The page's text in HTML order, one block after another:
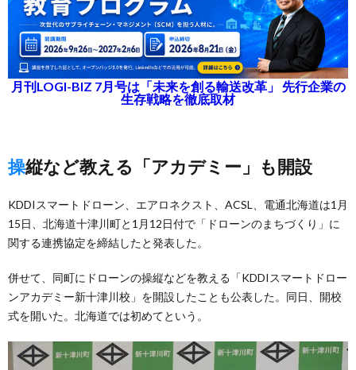
月刊LOGI-BIZ 7月号は「未来を創る輸送改革」 先行企業の
生存戦略を徹底取材
操縦など教える「アカデミー」も開設
KDDIスマートドローン、エアロネクスト、ACSL、電通北海道は1月
15日、北海道十津川町と1月12日付で「ドローンのまちづくり」に
関する連携協定を締結したと発表した。
併せて、同町にドローンの操縦などを教える「KDDIスマートドロー
ンアカデミー新十津川校」を開設したことも公表した。同日、開校
式を開いた。北海道では初めてという。